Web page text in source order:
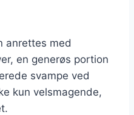
anrettes med
en generøs portion
svampe ved
kun velsmagende,